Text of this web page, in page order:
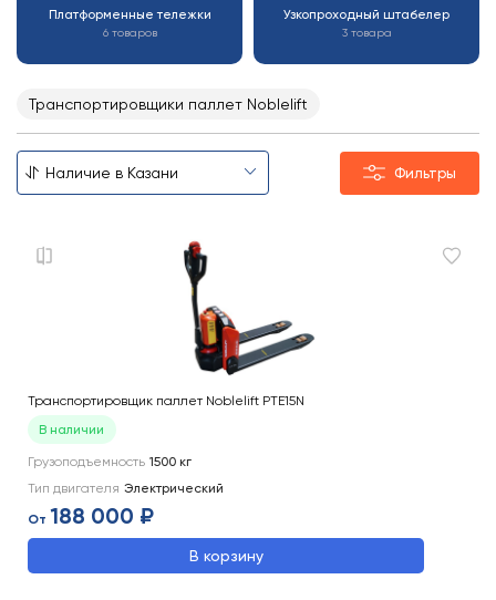
Платформенные тележки
6 товаров
Узкопроходный штабелер
3 товара
Транспортировщики паллет Noblelift
Фильтры
Транспортировщик паллет Noblelift PTE15N
В наличии
Грузоподъемность 1500 кг
Тип двигателя Электрический
От 188 000 ₽
В корзину